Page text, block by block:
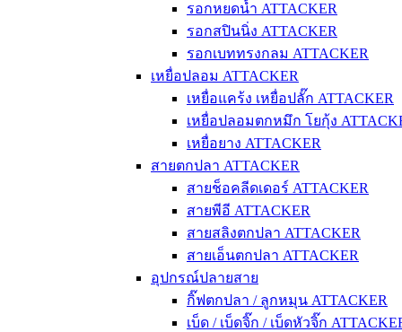
รอกหยดน้ำ ATTACKER
รอกสปินนิ่ง ATTACKER
รอกเบททรงกลม ATTACKER
เหยื่อปลอม ATTACKER
เหยื่อแคร้ง เหยื่อปลั๊ก ATTACKER
เหยื่อปลอมตกหมึก โยกุ้ง
เหยื่อยาง ATTACKER
สายตกปลา ATTACKER
สายช็อคลีดเดอร์ ATTACKER
สายพีอี ATTACKER
สายสลิงตกปลา ATTACKER
สายเอ็นตกปลา ATTACKER
อุปกรณ์ปลายสาย
กิ๊ฟตกปลา / ลูกหมุน ATTACKER
เบ็ด / เบ็ดจิ๊ก / เบ็ดหัวจิ๊ก